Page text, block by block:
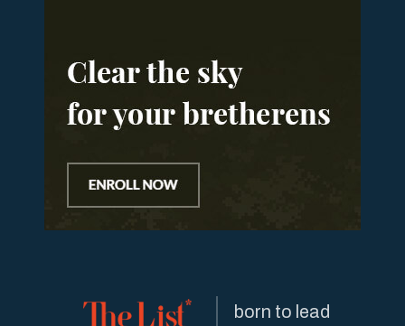
born to lead